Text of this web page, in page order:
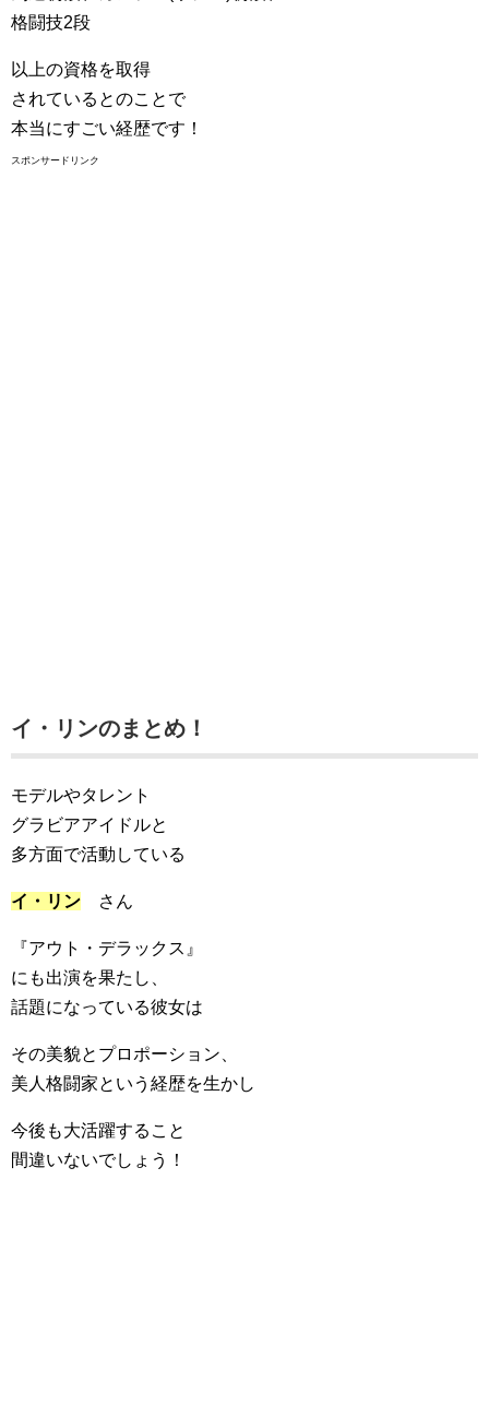
格闘技2段
以上の資格を取得
されているとのことで
本当にすごい経歴です！
スポンサードリンク
イ・リンのまとめ！
モデルやタレント
グラビアアイドルと
多方面で活動している
イ・リン さん
『アウト・デラックス』
にも出演を果たし、
話題になっている彼女は
その美貌とプロポーション、
美人格闘家という経歴を生かし
今後も大活躍すること
間違いないでしょう！